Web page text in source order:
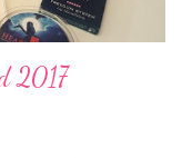
2017